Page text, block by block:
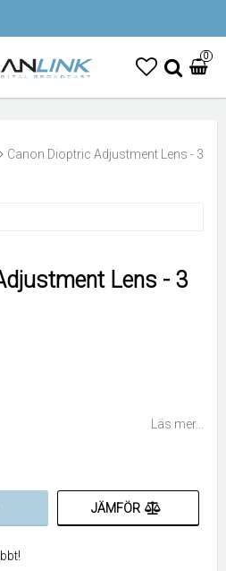
0
Canon Dioptric Adjustment Lens - 3
Lens - 3
Läs mer...
JÄMFÖR